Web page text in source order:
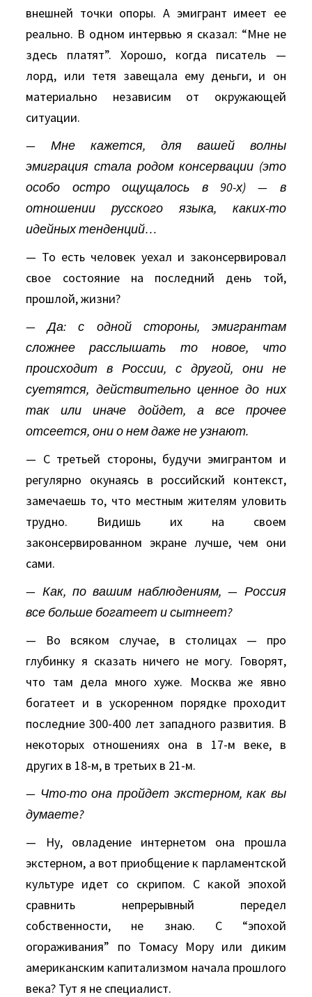
внешней точки опоры. А эмигрант имеет ее
реально. В одном интервью я сказал: “Мне не
здесь платят”. Хорошо, когда писатель —
лорд, или тетя завещала ему деньги, и он
материально независим от окружающей
ситуации.
— Мне кажется, для вашей волны
эмиграция стала родом консервации (это
особо остро ощущалось в 90-х) — в
отношении русского языка, каких-то
идейных тенденций…
— То есть человек уехал и законсервировал
свое состояние на последний день той,
прошлой, жизни?
— Да: с одной стороны, эмигрантам
сложнее расслышать то новое, что
происходит в России, с другой, они не
суетятся, действительно ценное до них
так или иначе дойдет, а все прочее
отсеется, они о нем даже не узнают.
— С третьей стороны, будучи эмигрантом и
регулярно окунаясь в российский контекст,
замечаешь то, что местным жителям уловить
трудно. Видишь их на своем
законсервированном экране лучше, чем они
сами.
— Как, по вашим наблюдениям, — Россия
все больше богатеет и сытнеет?
— Во всяком случае, в столицах — про
глубинку я сказать ничего не могу. Говорят,
что там дела много хуже. Москва же явно
богатеет и в ускоренном порядке проходит
последние 300-400 лет западного развития. В
некоторых отношениях она в 17-м веке, в
других в 18-м, в третьих в 21-м.
— Что-то она пройдет экстерном, как вы
думаете?
— Ну, овладение интернетом она прошла
экстерном, а вот приобщение к парламентской
культуре идет со скрипом. С какой эпохой
сравнить непрерывный передел
собственности, не знаю. С “эпохой
огораживания” по Томасу Мору или диким
американским капитализмом начала прошлого
века? Тут я не специалист.